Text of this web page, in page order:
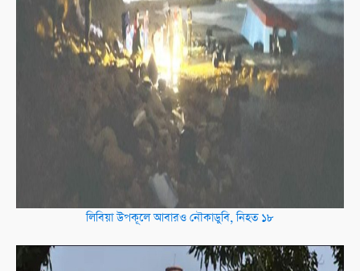
লিবিয়া উপকূলে আবারও নৌকাডুবি, নিহত ১৮